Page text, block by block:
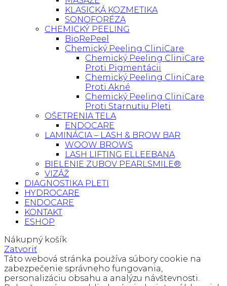
KLASICKÁ KOZMETIKA
SONOFORÉZA
CHEMICKÝ PEELING
BioRePeel
Chemický Peeling CliniCare
Chemický Peeling CliniCare
Proti Pigmentácii
Chemický Peeling CliniCare
Proti Akné
Chemický Peeling CliniCare
Proti Starnutiu Pleti
OŠETRENIA TELA
ENDOCARE
LAMINÁCIA – LASH & BROW BAR
WOOW BROWS
LASH LIFTING ELLEEBANA
BIELENIE ZUBOV PEARLSMILE®
VIZÁŽ
DIAGNOSTIKA PLETI
HYDROCARE
ENDOCARE
KONTAKT
ESHOP
Nákupný košík
Zatvoriť
Táto webová stránka používa súbory cookie na
zabezpečenie správneho fungovania,
personalizáciu obsahu a analýzu návštevnosti.